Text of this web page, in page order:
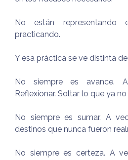
No están
practicando.
Y esa práctica se ve distinta
No siempre es avance.
Reflexionar. Soltar lo que ya
No siempre es sumar. A
destinos que nunca fueron
No siempre es certeza. A